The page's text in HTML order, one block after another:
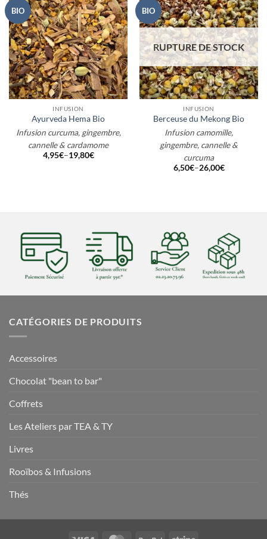
BIO
INFUSION
Ayurveda Hema Bio
Infusion curcuma, gingembre,
cannelle & cardamome
4,95€–19,80€
BIO
RUPTURE DE STOCK
INFUSION
Berceuse du Mekong Bio
Infusion camomille,
gingembre, cannelle &
curcuma
6,50€–26,00€
CATÉGORIES DE PRODUITS
Accessoires
Chocolat "bean to bar"
Coffrets
Les Ateliers par TEA & TY
Livres
Rooïbos & Infusions
Thés